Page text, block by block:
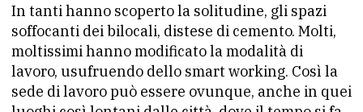
In tanti hanno scoperto la solitudine, gli spazi
soffocanti dei bilocali, distese di cemento. Molti,
moltissimi hanno modificato la modalità di
lavoro, usufruendo dello smart working. Così la
sede di lavoro può essere ovunque, anche in quei